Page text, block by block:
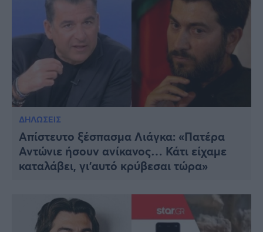
ΔΗΛΩΣΕΙΣ
Απίστευτο ξέσπασμα Λιάγκα: «Πατέρα
Αντώνιε ήσουν ανίκανος… Κάτι είχαμε
καταλάβει, γι’αυτό κρύβεσαι τώρα»